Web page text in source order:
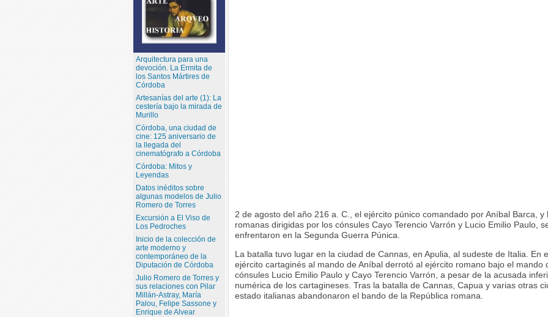
2 de agosto del año 216 a. C., el ejército púnico comandado por Aníbal Barca, y
romanas dirigidas por los cónsules Cayo Terencio Varrón y Lucio Emilio Paulo,
enfrentaron en la Segunda Guerra Púnica.
La batalla tuvo lugar en la ciudad de Cannas, en Apulia, al sudeste de Italia. En
ejército cartaginés al mando de Aníbal derrotó al ejército romano bajo el mando
cónsules Lucio Emilio Paulo y Cayo Terencio Varrón, a pesar de la acusada
numérica de los cartagineses. Tras la batalla de Cannas, Capua y varias otras
estado italianas abandonaron el bando de la República romana.
Arquitectura para una
devoción. La Ermita de
los Santos Mártires de
Córdoba
Artesanías del arte (1): La
cestería bajo la mirada de
Murillo
Córdoba, una ciudad de
cine: 125 aniversario de
la llegada del
cinematógrafo a Córdoba
Córdoba: Mitos y
Leyendas
Datos inéditos sobre
algunas modelos de Julio
Romero de Torres
Excursión a El Viso de
Los Pedroches
Inicio de la colección de
arte moderno y
contemporáneo de la
Diputación de Córdoba
Julio Romero de Torres y
sus relaciones con Pilar
Millán-Astray, María
Palou, Felipe Sassone y
Enrique de Alvear